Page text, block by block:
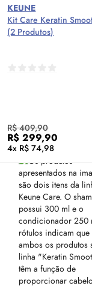
KEUNE
Kit Care Keratin
(2 Produtos)
R$ 409,90
R$ 299,90
4x R$ 74,98